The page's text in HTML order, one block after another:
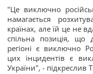
"Це виключно
намагається
країнах, але їй це не
спільна позиція, що
регіоні є виключно
цих інцидентів є
України", - підкреслив